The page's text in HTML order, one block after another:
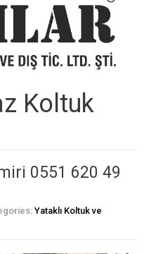
Koltuk
0551 620 49
Yataklı Koltuk ve